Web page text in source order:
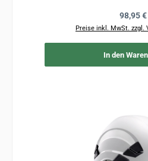
98,95 €
Preise inkl. MwSt. zzgl.
In den